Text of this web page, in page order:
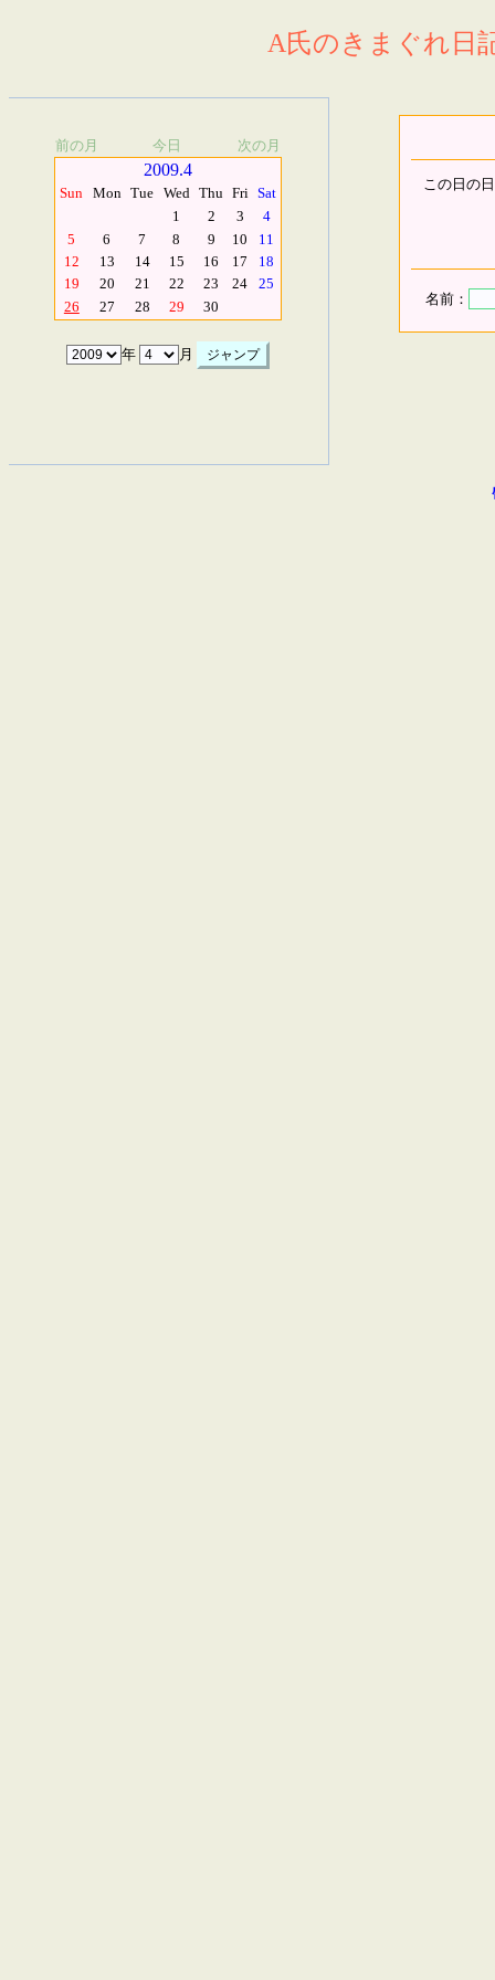
A氏のきまぐれ日
前の月 今日 次の月
2009.4
Sun Mon Tue Wed Thu Fri Sat
1
2 3
4
5
6 7 8 9 10
11
12
13 14 15 16 17
18
19
20 21 22 23 24
25
26
27 28 29 30
年 月
この日の
名前：